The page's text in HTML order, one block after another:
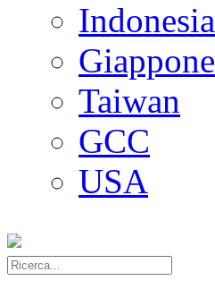
Indonesia
Giappone
Taiwan
GCC
USA